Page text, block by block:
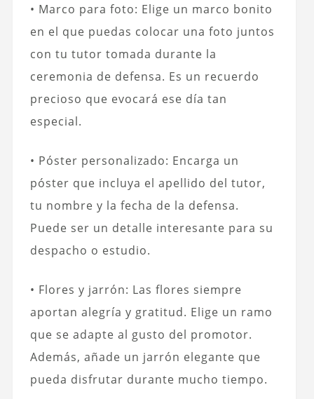
• Marco para foto: Elige un marco bonito
en el que puedas colocar una foto juntos
con tu tutor tomada durante la
ceremonia de defensa. Es un recuerdo
precioso que evocará ese día tan
especial.
• Póster personalizado: Encarga un
póster que incluya el apellido del tutor,
tu nombre y la fecha de la defensa.
Puede ser un detalle interesante para su
despacho o estudio.
• Flores y jarrón: Las flores siempre
aportan alegría y gratitud. Elige un ramo
que se adapte al gusto del promotor.
Además, añade un jarrón elegante que
pueda disfrutar durante mucho tiempo.